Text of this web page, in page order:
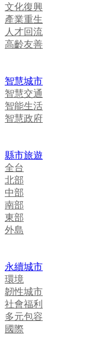
文化復興
產業重生
人才回流
高齡友善
智慧城市
智慧交通
智能生活
智慧政府
縣市旅遊
全台
北部
中部
南部
東部
外島
永續城市
環境
韌性城市
社會福利
多元包容
國際